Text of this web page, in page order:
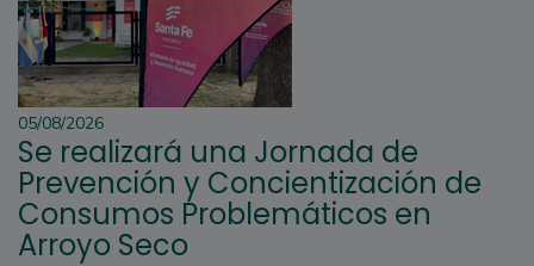
05/08/2026
Se realizará una Jornada de
Prevención y Concientización de
Consumos Problemáticos en
Arroyo Seco